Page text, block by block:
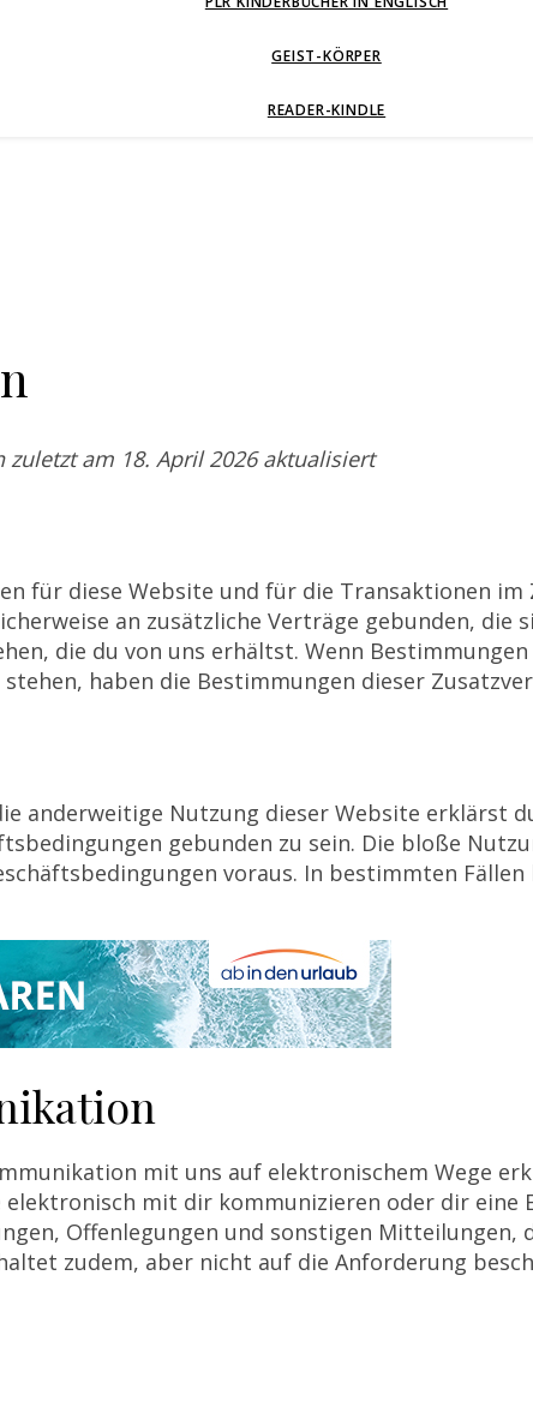
GEIST-KÖRPER
READER-KINDLE
am 18. April 2026 aktualisiert
für diese Website und für die Transaktionen
an zusätzliche Verträge gebunden, die
die du von uns erhältst. Wenn
haben die Bestimmungen dieser
anderweitige Nutzung dieser Website erklärst
gebunden zu sein. Die bloße
voraus. In bestimmten
mit uns auf elektronischem Wege
mit dir kommunizieren oder dir eine
Offenlegungen und sonstigen Mitteilungen,
zudem, aber nicht auf die Anforderung